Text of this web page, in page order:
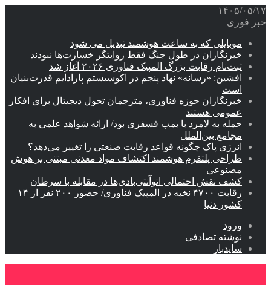
۱۴۰۵/۰۵/۱۷
خبر فوری
موبایلی که به ساعت هوشمند تبدیل می شود
خبرنگاران در طول جنگ فقط روایتگر خسارت‌ها نبودند
ثبت‌نام رقابت بزرگ المپیک فناوری ۲۰۲۶ آغاز شد
افشین: «رسانه» نهاد پنجم در اکوسیستم پارادایم قدرت‌بنیان
است
خبرنگاران حوزه فناوری، مترجمان تحول دیجیتال برای افکار
عمومی هستند
حمله به لامرد با بمب فسفری بود/ ارائه شواهد علمی به
مجامع بین‌الملل
انرژی پاک چگونه قواعد رقابت صنعتی را تغییر می‌دهد؟
طراحی پلتفرم هوشمند اکتشاف مواد معدنی مبتنی بر هوش
مصنوعی
کشف نقش احتمالی اتوآنتی‌بادی‌ها در مقابله با سرطان
رقابت ۴۷۰۰ نخبه در المپیک فناوری/ حضور ۲۰۰ نفر از ۱۴
کشور دنیا
ورود
نوشته تصادفی
سایدبار